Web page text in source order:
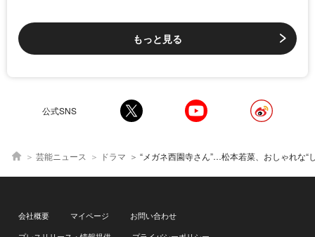
もっと見る
公式SNS
芸能ニュース ドラマ “メガネ西園寺さん”…松本若菜、おしゃれな“しごでき”コーデに「すてき」「スタイル良すぎ」の声＜西園寺さんは家事を
会社概要 マイページ
お問い合わせ